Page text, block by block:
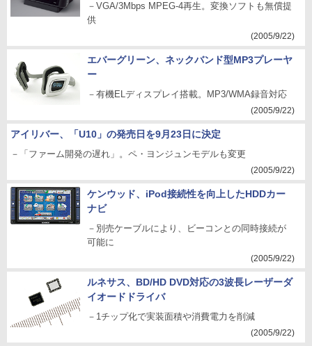
－VGA/3Mbps MPEG-4再生。変換ソフトも無償提
供
(2005/9/22)
エバーグリーン、ネックバンド型MP3プレーヤ
ー
－有機ELディスプレイ搭載。MP3/WMA録音対応
(2005/9/22)
アイリバー、「U10」の発売日を9月23日に決定
－「ファーム開発の遅れ」。ペ・ヨンジュンモデルも変更
(2005/9/22)
ケンウッド、iPod接続性を向上したHDDカー
ナビ
－別売ケーブルにより、ビーコンとの同時接続が
可能に
(2005/9/22)
ルネサス、BD/HD DVD対応の3波長レーザーダ
イオードドライバ
－1チップ化で実装面積や消費電力を削減
(2005/9/22)